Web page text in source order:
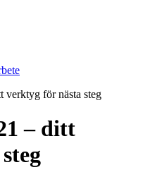
verktyg för nästa steg
– ditt